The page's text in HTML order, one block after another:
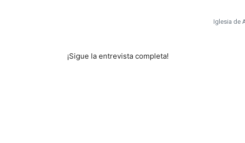
Iglesia de
¡Sigue la entrevista completa!